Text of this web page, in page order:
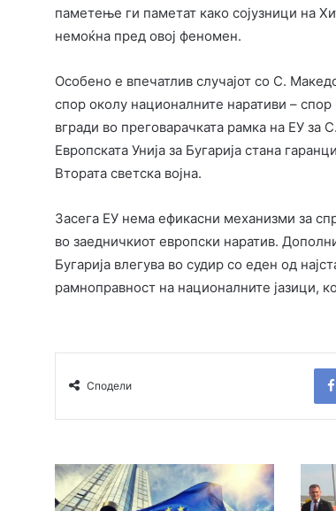
паметење ги паметат како сојузници на
немоќна пред овој феномен.
Особено е впечатлив случајот со С.
спор околу националните наративи –
вгради во преговарачката рамка на ЕУ
Европската Унија за Бугарија стана
Втората светска војна.
Засега ЕУ нема ефикасни механизми за
во заедничкиот европски наратив.
Бугарија влегува во судир со еден од
рамноправност на националните јазици,
Сподели